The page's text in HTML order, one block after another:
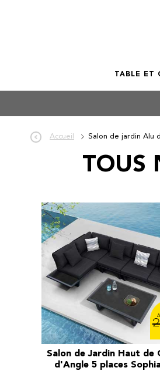
TABLE ET
Accueil Salon de jardin Alu
TOUS
Salon de Jardin Haut de
d'Angle 5 places